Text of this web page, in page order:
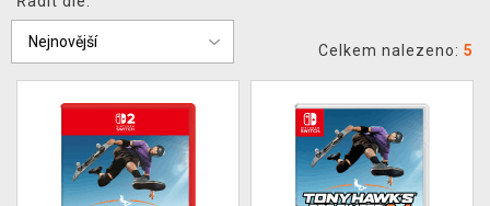
XZONE KLUB
VÝKUP HER (BAZAR)
Celkem nalezeno: 5